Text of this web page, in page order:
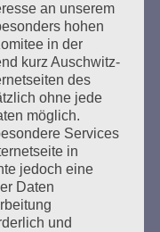
Arme und
im
an unserem
hohen
in der
kurz Auschwitz-
des
ohne jede
möglich.
Services
in
jedoch eine
Daten
und